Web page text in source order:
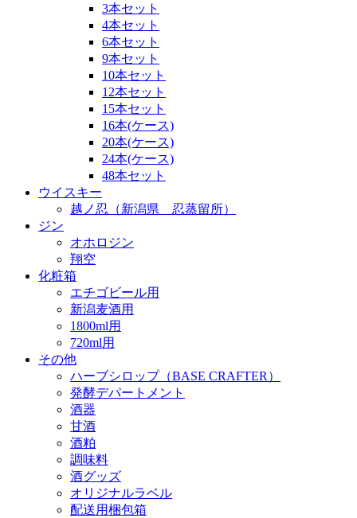
3本セット
4本セット
6本セット
9本セット
10本セット
12本セット
15本セット
16本(ケース)
20本(ケース)
24本(ケース)
48本セット
ウイスキー
越ノ忍（新潟県 忍蒸留所）
ジン
オホロジン
翔空
化粧箱
エチゴビール用
新潟麦酒用
1800ml用
720ml用
その他
ハーブシロップ（BASE CRAFTER）
発酵デパートメント
酒器
甘酒
酒粕
調味料
酒グッズ
オリジナルラベル
配送用梱包箱